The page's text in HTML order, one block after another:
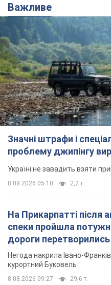
Важливе
Значні штрафи і
проблему джипінгу
Україні не завадить взяти
8.08.2026 05:10 2,2 т.
На Прикарпатті після
спеки пройшла
дороги перетворились
Відео
Негода накрила Івано-
курортний Буковель
8.08.2026 09:27 29,6 т.